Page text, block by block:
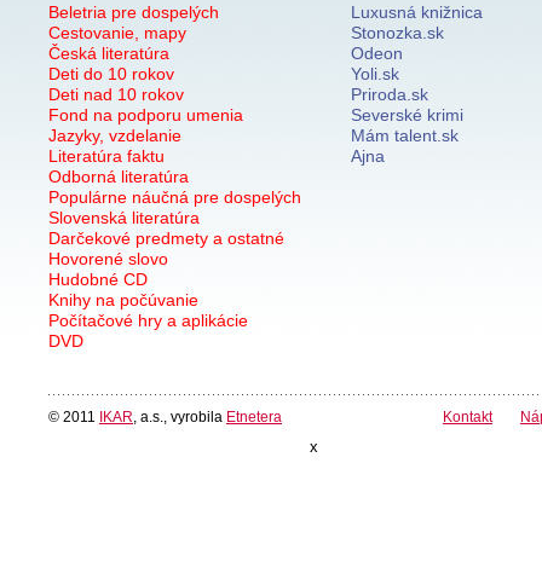
Beletria pre dospelých
Cestovanie, mapy
Česká literatúra
Deti do 10 rokov
Deti nad 10 rokov
Fond na podporu umenia
Jazyky, vzdelanie
Literatúra faktu
Odborná literatúra
Populárne náučná pre dospelých
Slovenská literatúra
Darčekové predmety a ostatné
Hovorené slovo
Hudobné CD
Knihy na počúvanie
Počítačové hry a aplikácie
DVD
Luxusná knižnica
Stonozka.sk
Odeon
Yoli.sk
Priroda.sk
Severské krimi
Mám talent.sk
Ajna
© 2011 IKAR , a.s., vyrobila Etnetera Kontakt
x